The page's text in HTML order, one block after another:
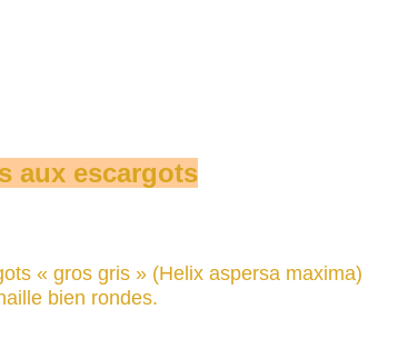
aux escargots
« gros gris » (Helix aspersa maxima)
bien rondes.